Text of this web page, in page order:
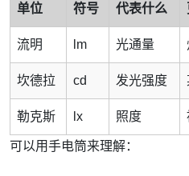
单位 符号 代表什么
流明 lm 光通量
坎德拉 cd 发光强度
勒克斯 lx 照度
可以用手电筒来理解：